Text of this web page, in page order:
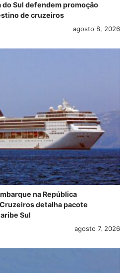
do Sul defendem promoção
de cruzeiros
agosto 8, 2026
na República
detalha pacote
Sul
agosto 7, 2026